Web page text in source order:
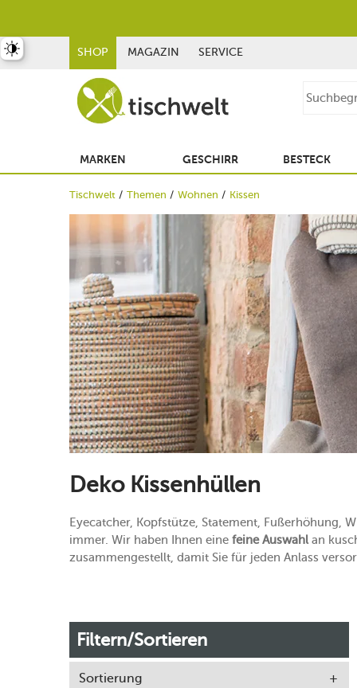
SHOP MAGAZIN SERVICE
MARKEN GESCHIRR BESTECK
Tischwelt Themen Wohnen Kissen
Deko Kissenhüllen
Eyecatcher, Kopfstütze, Statement, Fußerhöhung,
immer. Wir haben Ihnen eine feine Auswahlan
zusammengestellt, damit Sie für jeden Anlass
Filtern/Sortieren
Sortierung
umschalten